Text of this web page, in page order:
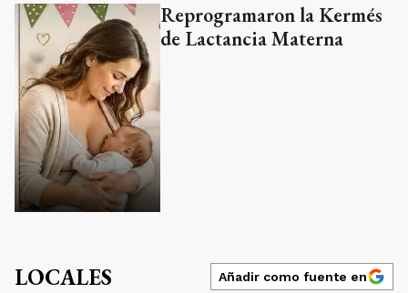
Reprogramaron la Kermés
de Lactancia Materna
LOCALES Añadir como fuente en